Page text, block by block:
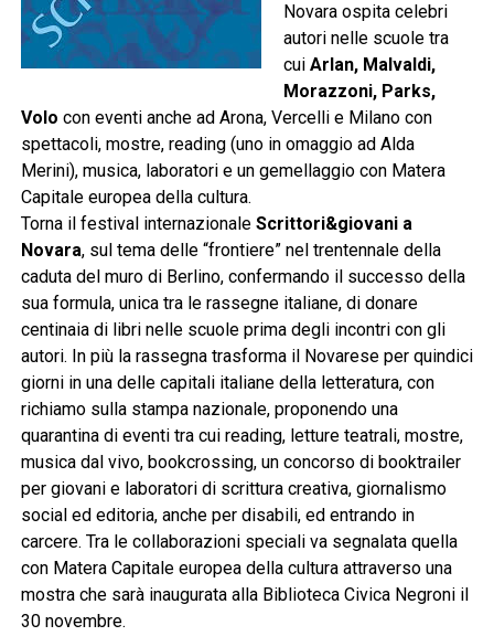
Novara ospita celebri
autori nelle scuole tra
cui Arlan, Malvaldi,
Morazzoni, Parks,
Volo con eventi anche ad Arona, Vercelli e Milano con
spettacoli, mostre, reading (uno in omaggio ad Alda
Merini), musica, laboratori e un gemellaggio con Matera
Capitale europea della cultura.
Torna il festival internazionale Scrittori&giovani a
Novara, sul tema delle “frontiere” nel trentennale della
caduta del muro di Berlino, confermando il successo della
sua formula, unica tra le rassegne italiane, di donare
centinaia di libri nelle scuole prima degli incontri con gli
autori. In più la rassegna trasforma il Novarese per quindici
giorni in una delle capitali italiane della letteratura, con
richiamo sulla stampa nazionale, proponendo una
quarantina di eventi tra cui reading, letture teatrali, mostre,
musica dal vivo, bookcrossing, un concorso di booktrailer
per giovani e laboratori di scrittura creativa, giornalismo
social ed editoria, anche per disabili, ed entrando in
carcere. Tra le collaborazioni speciali va segnalata quella
con Matera Capitale europea della cultura attraverso una
mostra che sarà inaugurata alla Biblioteca Civica Negroni il
30 novembre.